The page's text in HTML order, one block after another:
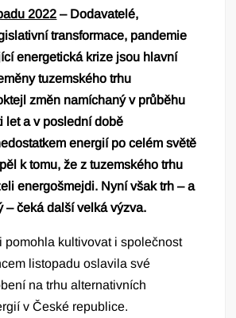
2022 – Dodavatelé,
transformace, pandemie
energetická krize jsou hlavní
tuzemského trhu
změn namíchaný v průběhu
let a v poslední době
energií po celém světě
k tomu, že z tuzemského trhu
energošmejdi. Nyní však trh – a
– čeká další velká výzva.
pomohla kultivovat i společnost
listopadu oslavila své
na trhu alternativních
v České republice.